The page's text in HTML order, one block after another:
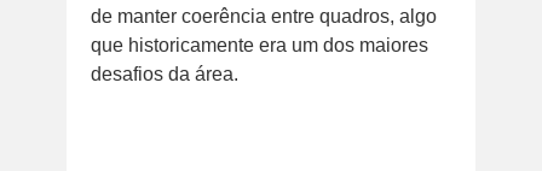
de manter coerência entre quadros, algo
que historicamente era um dos maiores
desafios da área.